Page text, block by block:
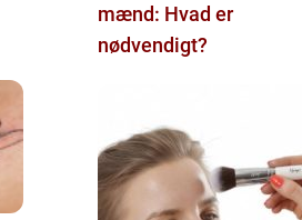
mænd: Hvad er
nødvendigt?